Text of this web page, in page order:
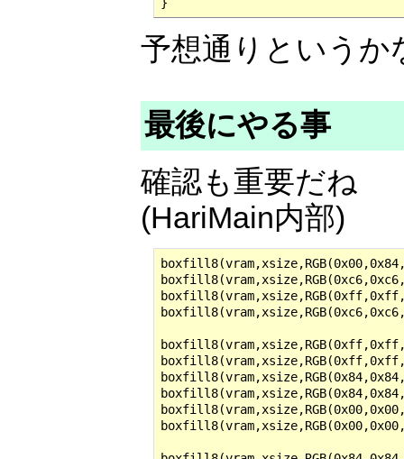
}
予想通りというか
最後にやる事
確認も重要だね
(HariMain内部)